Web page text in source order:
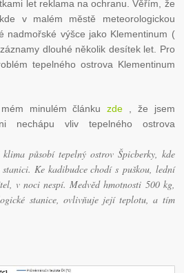
let reklama na ochranu. Věřím, že
v malém městě meteorologickou
nadmořské výšce jako Klementinum (
dlouhé několik desítek let. Pro
tepelného ostrova Klementinum
minulém článkuzde , že jsem
nechápu vliv tepelného ostrova
působí tepelný ostrov Špicberky, kde
Ke kadibudce chodí s puškou, lední
v noci nespí. Medvěd hmotnosti 500 kg,
stanice, ovlivňuje její teplotu, a tím